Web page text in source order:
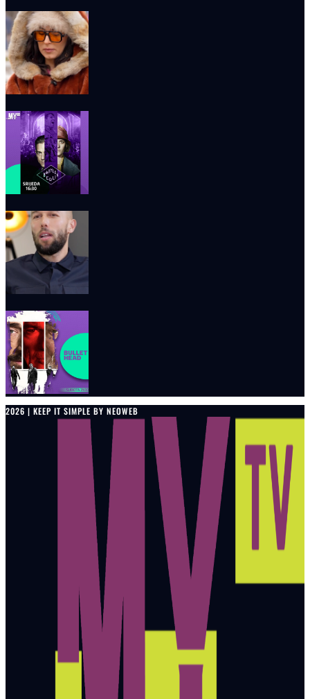
2026 | KEEP IT SIMPLE BY NEOWEB